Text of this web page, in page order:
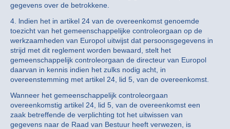
gegevens over de betrokkene.
4. lndien het in artikel 24 van de overeenkomst genoemde
toezicht van het gemeenschappelijke controleorgaan op de
werkzaamheden van Europol uitwijst dat persoonsgegevens in
strijd met dit reglement worden bewaard, stelt het
gemeenschappelijk controleorgaan de directeur van Europol
daarvan in kennis indien het zulks nodig acht, in
overeenstemming met artikel 24, lid 5, van de overeenkomst.
Wanneer het gemeenschappelijk controleorgaan
overeenkomstig artikel 24, lid 5, van de overeenkomst een
zaak betreffende de verplichting tot het uitwissen van
gegevens naar de Raad van Bestuur heeft verwezen, is